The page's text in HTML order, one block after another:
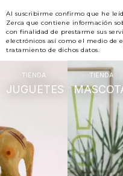
Al suscribirme confirmo que he
Zerca que contiene información
con finalidad de prestarme sus
electrónicos así como el medio de
tratamiento de dichos datos.
TIENDA
JUGUETES
TIENDA